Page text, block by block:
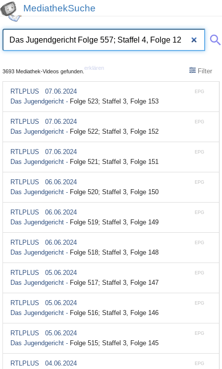
MediathekSuche
3693 Mediathek-Videos gefunden.
erklären Filter
EPG
RTLPLUS
07.06.2024
Das Jugendgericht - Folge 523; Staffel 3, Folge 153
EPG
RTLPLUS
07.06.2024
Das Jugendgericht - Folge 522; Staffel 3, Folge 152
EPG
RTLPLUS
07.06.2024
Das Jugendgericht - Folge 521; Staffel 3, Folge 151
EPG
RTLPLUS
06.06.2024
Das Jugendgericht - Folge 520; Staffel 3, Folge 150
EPG
RTLPLUS
06.06.2024
Das Jugendgericht - Folge 519; Staffel 3, Folge 149
EPG
RTLPLUS
06.06.2024
Das Jugendgericht - Folge 518; Staffel 3, Folge 148
EPG
RTLPLUS
05.06.2024
Das Jugendgericht - Folge 517; Staffel 3, Folge 147
EPG
RTLPLUS
05.06.2024
Das Jugendgericht - Folge 516; Staffel 3, Folge 146
EPG
RTLPLUS
05.06.2024
Das Jugendgericht - Folge 515; Staffel 3, Folge 145
EPG
RTLPLUS
04.06.2024